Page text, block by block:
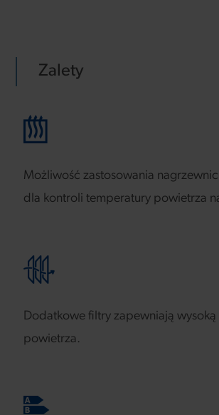
Zalety
Możliwość zastosowania
dla kontroli temperatury powietrza
Dodatkowe filtry zapewniają wysoką
powietrza.